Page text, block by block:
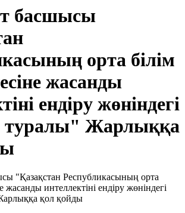
басшысы
орта білім
жасанды
ендіру жөніндегі
туралы" Жарлыққа